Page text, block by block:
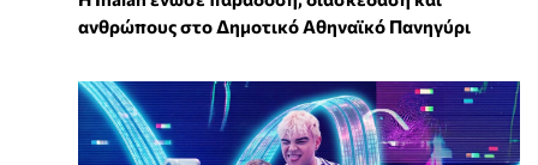
ανθρώπους στο Δημοτικό Αθηναϊκό Πανηγύρι